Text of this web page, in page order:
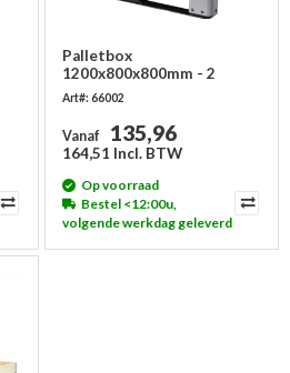
Palletbox
1200x800x800mm - 2
sledes, gesloten
Art#: 66002
Vanaf 135,96
164,51 Incl. BTW
Op voorraad
Bestel <12:00u,
volgende werkdag geleverd